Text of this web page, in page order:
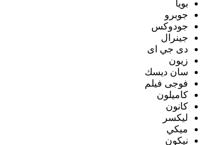
بويا
جوبرو
جودوكس
جينرال
دى جي اى
زيون
سان ديسك
فوجى فيلم
كاميلون
كانون
ليكسر
ميكي
نيكون